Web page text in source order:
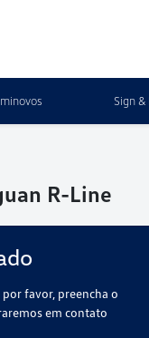
Sign &
R-Line
favor, preencha o
em contato